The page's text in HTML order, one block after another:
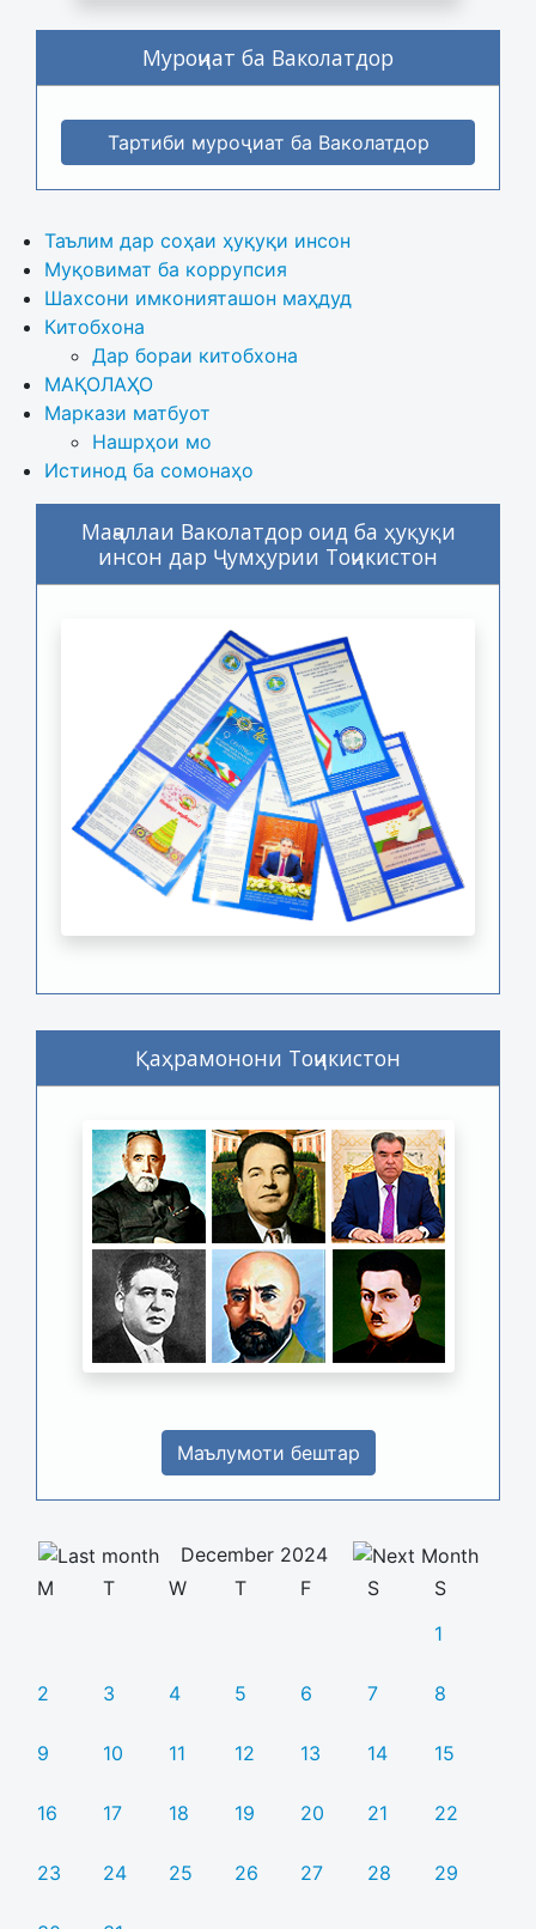
Муроҷиат ба Ваколатдор
Тартиби муроҷиат ба Ваколатдор
Таълим дар соҳаи ҳуқуқи инсон
Муқовимат ба коррупсия
Шахсони имконияташон маҳдуд
Китобхона
Дар бораи китобхона
МАҚОЛАҲО
Маркази матбуот
Нашрҳои мо
Истинод ба сомонаҳо
Маҷаллаи Ваколатдор оид ба ҳуқуқи
инсон дар Ҷумҳурии Тоҷикистон
Қаҳрамонони Тоҷикистон
Маълумоти бештар
December 2024
M
T W T F S
S
1
2 3 4 5 6 7 8
9 10 11 12 13 14 15
16 17 18 19 20 21 22
23 24 25 26 27 28 29